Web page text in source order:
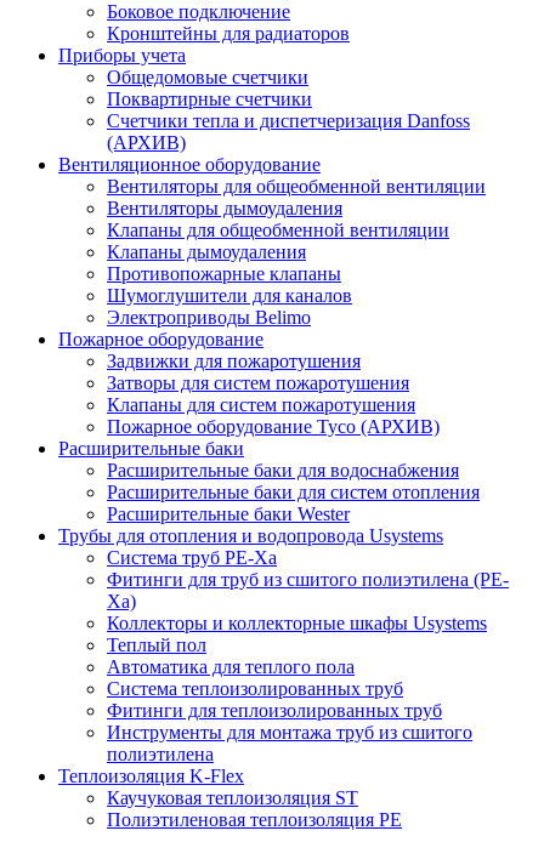
Боковое подключение
Кронштейны для радиаторов
Приборы учета
Общедомовые счетчики
Поквартирные счетчики
Счетчики тепла и диспетчеризация Danfoss
(АРХИВ)
Вентиляционное оборудование
Вентиляторы для общеобменной вентиляции
Вентиляторы дымоудаления
Клапаны для общеобменной вентиляции
Клапаны дымоудаления
Противопожарные клапаны
Шумоглушители для каналов
Электроприводы Belimo
Пожарное оборудование
Задвижки для пожаротушения
Затворы для систем пожаротушения
Клапаны для систем пожаротушения
Пожарное оборудование Tyco (АРХИВ)
Расширительные баки
Расширительные баки для водоснабжения
Расширительные баки для систем отопления
Расширительные баки Wester
Трубы для отопления и водопровода Usystems
Система труб PE-Xa
Фитинги для труб из сшитого полиэтилена (PE-
Xa)
Коллекторы и коллекторные шкафы Usystems
Теплый пол
Автоматика для теплого пола
Система теплоизолированных труб
Фитинги для теплоизолированных труб
Инструменты для монтажа труб из сшитого
полиэтилена
Теплоизоляция K-Flex
Каучуковая теплоизоляция ST
Полиэтиленовая теплоизоляция PE